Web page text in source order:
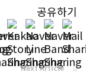
공유하기
Next Article